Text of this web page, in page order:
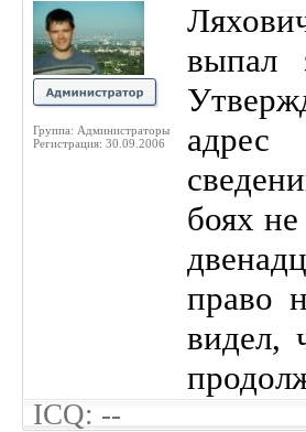
Группа: Администраторы
Регистрация: 30.09.2006
выпал
боях
право
видел,
ICQ: --